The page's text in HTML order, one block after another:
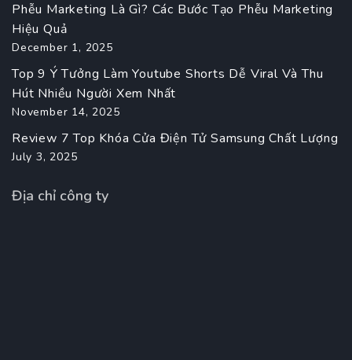
Phễu Marketing Là Gì? Các Bước Tạo Phễu Marketing
Hiệu Quả
December 1, 2025
Top 9 Ý Tưởng Làm Youtube Shorts Dễ Viral Và Thu
Hút Nhiều Người Xem Nhất
November 14, 2025
Review 7 Top Khóa Cửa Điện Tử Samsung Chất Lượng
July 3, 2025
Địa chỉ công ty